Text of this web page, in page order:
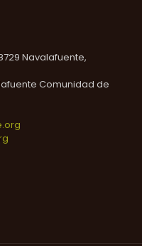
Navalafuente,
Comunidad de